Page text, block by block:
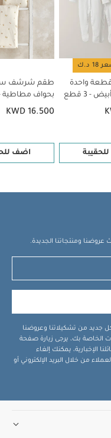
واحدة
- 3 قطع
طقم شرشف
بحواف مطاطية -
قطعتان
KWD 16.500
اضف
ومنتجاتنا الجديدة.
كل جديد من تشكيلاتنا وعروضنا
الخاصة بك، يرجى زيارة صفحة
الإخبارية، يمكنك إلغاء
من خلال البريد الإلكتروني أو